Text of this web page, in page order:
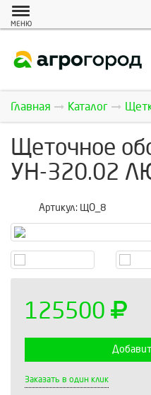
МЕНЮ
Главная Каталог
Щеточное
УН-320.02
Артикул: ЩО_8
125500
Заказать в один клик